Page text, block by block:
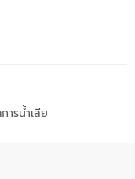
ารน้ำเสีย